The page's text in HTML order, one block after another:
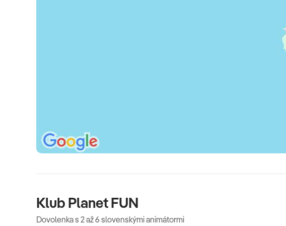
– platí sa na mieste v ubytovacom zariadení, zväčša
závisí od kategórie ubytovania, pričom sa od 1.1.2025 pohybuje vo výške
Klub Planet FUN
Dovolenka s 2 až 6 slovenskými animátormi